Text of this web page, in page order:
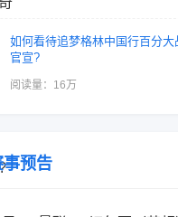
如何看待追梦格林中国行百分大
官宣?
阅读量：16万
预告